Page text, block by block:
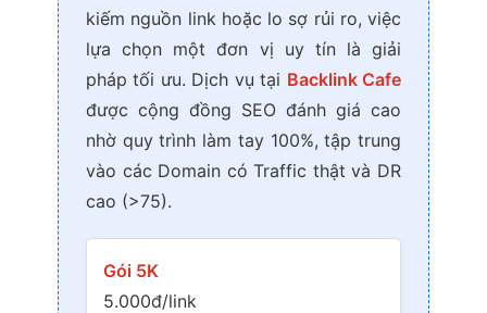
kiếm nguồn link hoặc lo sợ rủi ro, việc
lựa chọn một đơn vị uy tín là giải
pháp tối ưu. Dịch vụ tại Backlink Cafe
được cộng đồng SEO đánh giá cao
nhờ quy trình làm tay 100%, tập trung
vào các Domain có Traffic thật và DR
cao (>75).
Gói 5K
5.000đ/link